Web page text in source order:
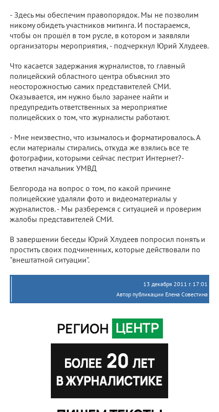
- Здесь мы обеспечим правопорядок. Мы не позволим
никому обидеть участников митинга. И постараемся,
чтобы он прошёл в том русле, в котором и заявляли
организаторы мероприятия, - подчеркнул Юрий Хлудеев.
Что касается задержания журналистов, то главный
полицейский областного центра объяснил это
неосторожностью самих представителей СМИ.
Оказывается, им нужно было заранее найти и
предупредить ответственных за мероприятие
полицейских о том, что журналисты работают.
- Мне неизвестно, что изымалось и форматировалось. А
если материалы стирались, откуда же взялись все те
фотографии, которыми сейчас пестрит Интернет?-
ответил начальник УМВД
Белгорода на вопрос о том, по какой причине
полицейские удаляли фото и видеоматериалы у
журналистов. - Мы разберемся с ситуацией и проверим
жалобы представителей СМИ.
В завершении беседы Юрий Хлудеев попросил понять и
простить своих подчиненных, которые действовали по
"внештатной ситуации".
13 декабря 2011 г. 17:01
Автор публикации Елена Совестина